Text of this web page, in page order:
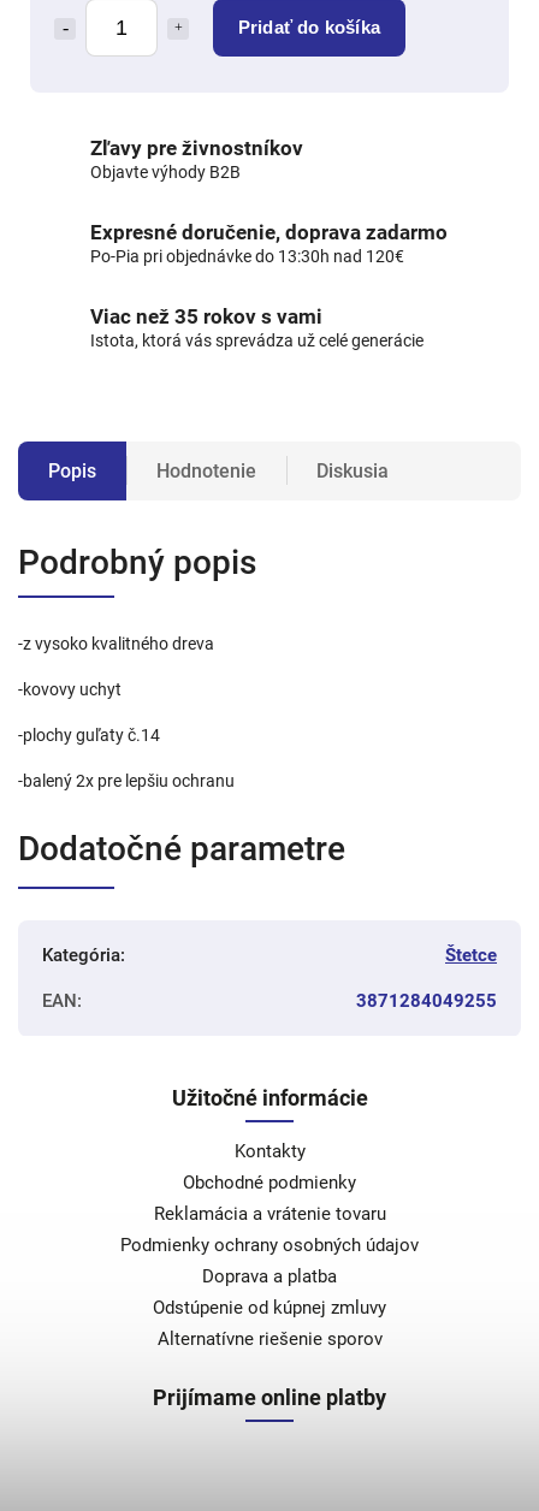
Pridať do košíka
Zľavy pre živnostníkov
Objavte výhody B2B
Expresné doručenie, doprava zadarmo
Po-Pia pri objednávke do 13:30h nad 120€
Viac než 35 rokov s vami
Istota, ktorá vás sprevádza už celé generácie
Popis Hodnotenie Diskusia
Podrobný popis
-z vysoko kvalitného dreva
-kovovy uchyt
-plochy guľaty č.14
-balený 2x pre lepšiu ochranu
Dodatočné parametre
Kategória: Štetce
EAN: 3871284049255
Užitočné informácie
Kontakty
Obchodné podmienky
Reklamácia a vrátenie tovaru
Podmienky ochrany osobných údajov
Doprava a platba
Odstúpenie od kúpnej zmluvy
Alternatívne riešenie sporov
Prijímame online platby